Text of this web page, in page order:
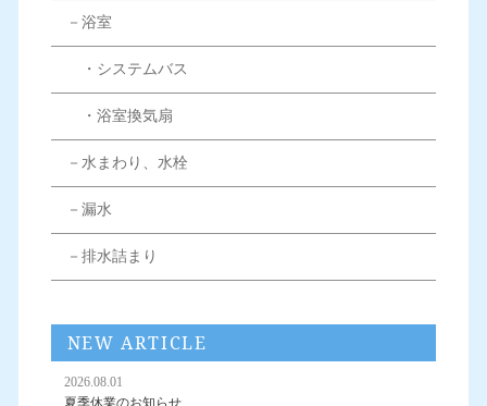
－浴室
・システムバス
・浴室換気扇
－水まわり、水栓
－漏水
－排水詰まり
NEW ARTICLE
2026.08.01
夏季休業のお知らせ